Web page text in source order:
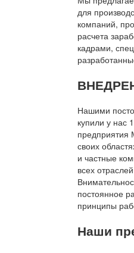
для
компаний,
расчета
кадрами,
Нашими
купили у нас
предприятия
своих
и частные
всех
постоянное
принципы
Наши